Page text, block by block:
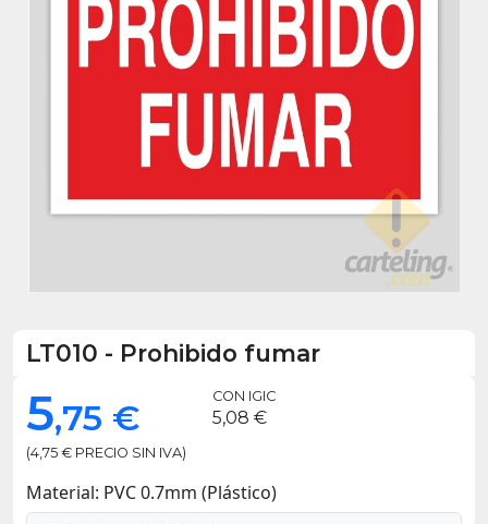
LT010 - Prohibido fumar
5,75 €
(4,75 € PRECIO SIN IVA)
CON IGIC
5,08 €
Material: PVC 0.7mm (Plástico)